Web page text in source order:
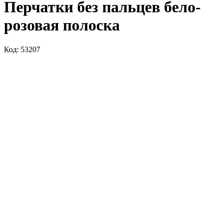
Перчатки без пальцев бело-
розовая полоска
Код: 53207